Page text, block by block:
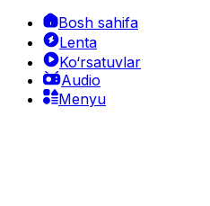
Bosh sahifa
Lenta
Ko‘rsatuvlar
Audio
Menyu